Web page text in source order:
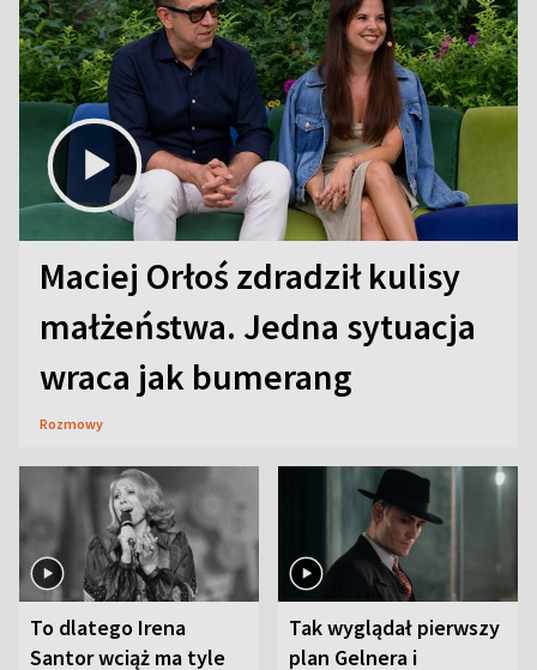
Maciej Orłoś zdradził kulisy
małżeństwa. Jedna sytuacja
wraca jak bumerang
Rozmowy
To dlatego Irena
Santor wciąż ma tyle
Tak wyglądał pierwszy
plan Gelnera i